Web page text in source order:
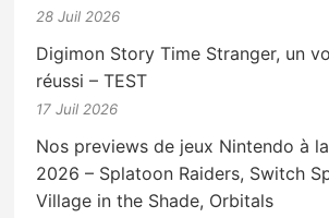
28 Juil 2026
Digimon Story Time Stranger, un
réussi – TEST
17 Juil 2026
Nos previews de jeux Nintendo à
2026 – Splatoon Raiders, Switch
Village in the Shade, Orbitals